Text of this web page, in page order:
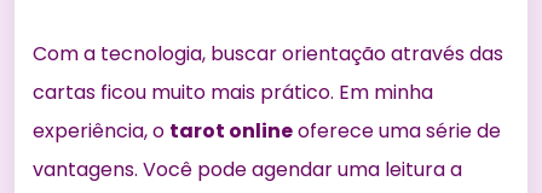
Com a tecnologia, buscar orientação através das
cartas ficou muito mais prático. Em minha
experiência, o tarot onlineoferece uma série de
vantagens. Você pode agendar uma leitura a